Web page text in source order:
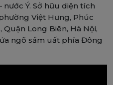
Ý. Sở hữu diện tích
Việt Hưng, Phúc
Quận Long Biên, Hà Nội,
ngõ sầm uất phía Đông